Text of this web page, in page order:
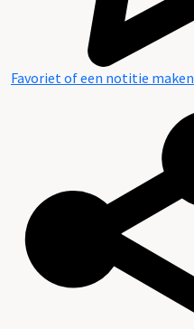
Favoriet of een notitie maken